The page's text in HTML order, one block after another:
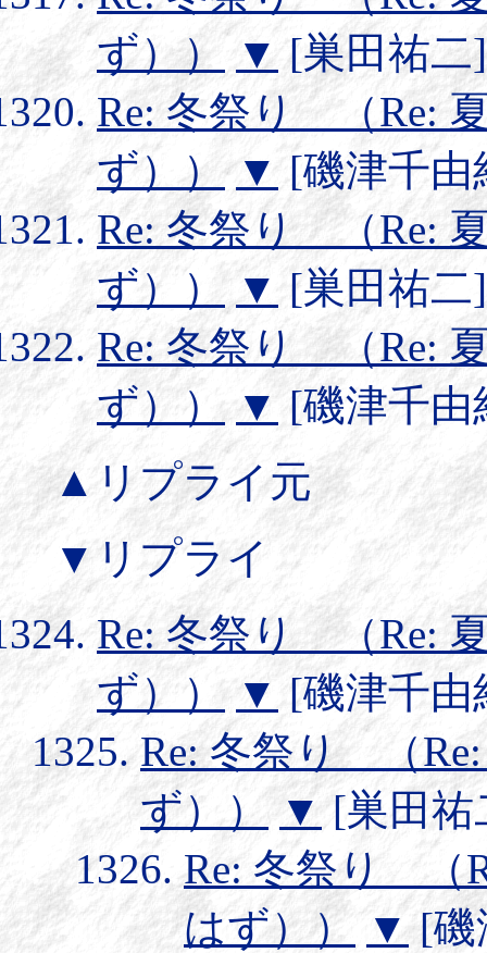
ず））
▼ [巣田祐二
Re: 冬祭り （Re:
ず））
▼ [磯津千由
Re: 冬祭り （Re:
ず））
▼ [巣田祐二
Re: 冬祭り （Re:
ず））
▼ [磯津千由
▲リプライ元
▼リプライ
Re: 冬祭り （Re:
ず））
▼ [磯津千由
Re: 冬祭り （
ず））
▼ [巣田祐
Re: 冬祭り （
はず））
▼ [磯